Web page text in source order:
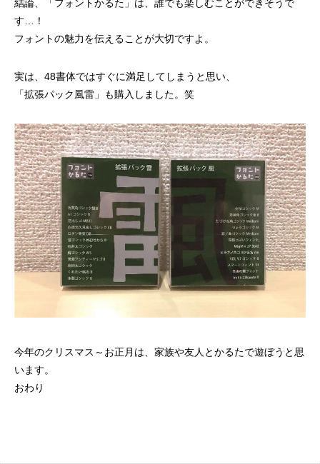
結論、「フォントかるた」は、誰でも楽しむことができそうで
す…！
フォントの魅力を伝えることが大切ですよ。
実は、48書体ではすぐに満足してしまうと思い、
「拡張パック風雷」も購入しました。笑
今年のクリスマス～お正月は、家族や友人とかるたで遊ぼうと思
います。
おわり